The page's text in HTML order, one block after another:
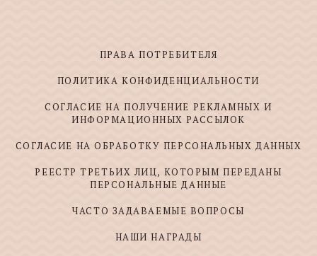
ПРАВА ПОТРЕБИТЕЛЯ
ПОЛИТИКА КОНФИДЕНЦИАЛЬНОСТИ
СОГЛАСИЕ НА ПОЛУЧЕНИЕ РЕКЛАМНЫХ И
ИНФОРМАЦИОННЫХ РАССЫЛОК
СОГЛАСИЕ НА ОБРАБОТКУ ПЕРСОНАЛЬНЫХ ДАННЫХ
РЕЕСТР ТРЕТЬИХ ЛИЦ, КОТОРЫМ ПЕРЕДАНЫ
ПЕРСОНАЛЬНЫЕ ДАННЫЕ
ЧАСТО ЗАДАВАЕМЫЕ ВОПРОСЫ
НАШИ НАГРАДЫ